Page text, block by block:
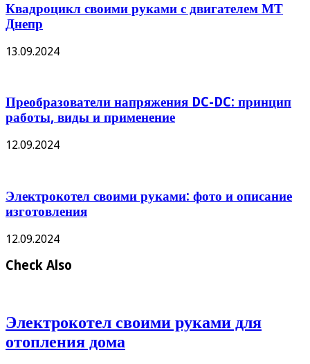
Квадроцикл своими руками с двигателем МТ
Днепр
13.09.2024
Преобразователи напряжения DC-DC: принцип
работы, виды и применение
12.09.2024
Электрокотел своими руками: фото и описание
изготовления
12.09.2024
Check Also
Электрокотел своими руками для
отопления дома